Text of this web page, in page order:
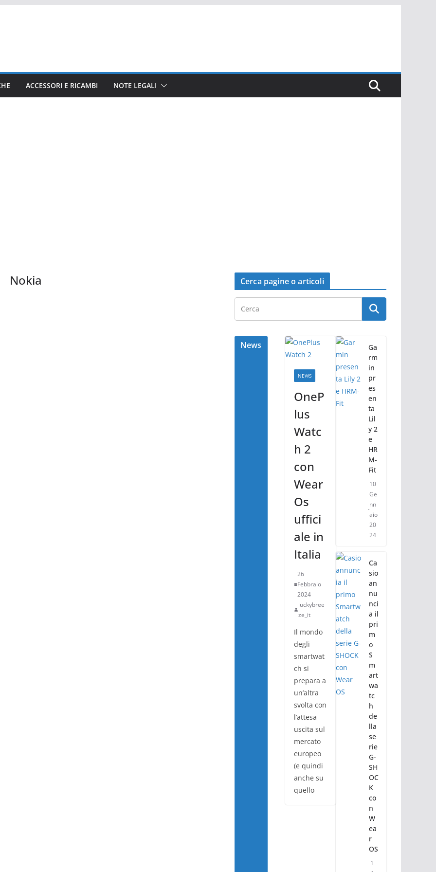
ACCESSORI E RICAMBI NOTE LEGALI
Nokia Cerca pagine o articoli
News
NEWS
OneP
lus
Watc
h 2
con
Wear
Os
uffici
ale in
Italia
26
Febbraio
2024
luckybree
ze_it
Il mondo
degli
smartwat
ch si
prepara a
un’altra
svolta con
l’attesa
uscita sul
mercato
europeo
(e quindi
anche su
quello
Ga
rm
in
pr
es
en
ta
Lil
y 2
e
HR
M-
Fit
10
Ge
nn
aio
20
24
Ca
sio
an
nu
nci
a il
pri
m
o
S
m
art
wa
tc
h
de
lla
se
rie
G-
SH
OC
K
co
n
W
ea
r
OS
1